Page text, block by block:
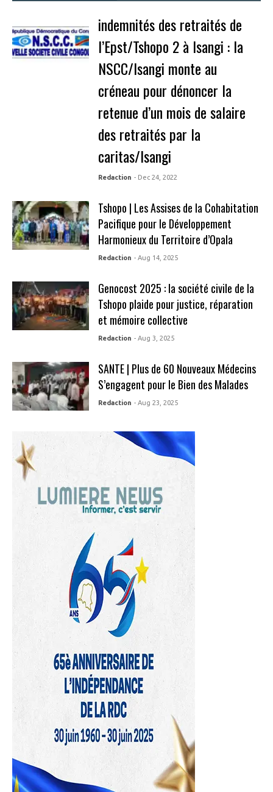
indemnités des retraités de
l’Epst/Tshopo 2 à Isangi : la
NSCC/Isangi monte au
créneau pour dénoncer la
retenue d’un mois de salaire
des retraités par la
caritas/Isangi
Redaction - Dec 24, 2022
Tshopo | Les Assises de la Cohabitation
Pacifique pour le Développement
Harmonieux du Territoire d’Opala
Redaction - Aug 14, 2025
Genocost 2025 : la société civile de la
Tshopo plaide pour justice, réparation
et mémoire collective
Redaction - Aug 3, 2025
SANTE | Plus de 60 Nouveaux Médecins
S’engagent pour le Bien des Malades
Redaction - Aug 23, 2025